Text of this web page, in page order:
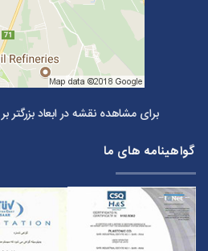
برای مشاهده نقشه در ابعاد بزرگتر
گواهینامه های ما